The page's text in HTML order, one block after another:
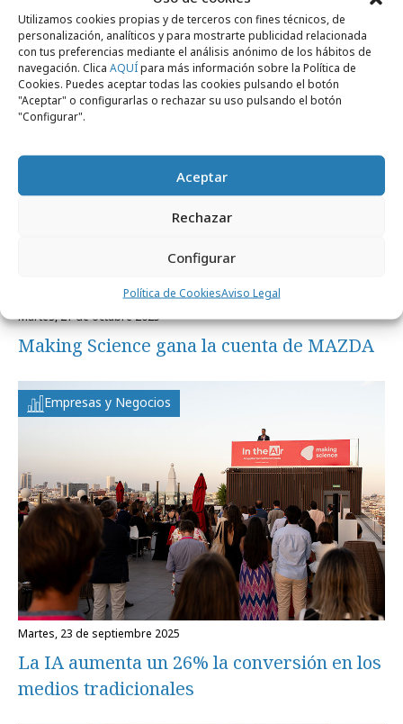
Utilizamos cookies propias y de terceros con fines técnicos, de
personalización, analíticos y para mostrarte publicidad relacionada
con tus preferencias mediante el análisis anónimo de los hábitos de
navegación. Clica AQUÍpara más información sobre la Política de
Cookies. Puedes aceptar todas las cookies pulsando el botón
"Aceptar" o configurarlas o rechazar su uso pulsando el botón
"Configurar".
Aceptar
Rechazar
Configurar
Política de CookiesAviso Legal
Agencias
martes, 21 de octubre 2025
Making Science gana la cuenta de MAZDA
Empresas y Negocios
martes, 23 de septiembre 2025
La IA aumenta un 26% la conversión en los
medios tradicionales